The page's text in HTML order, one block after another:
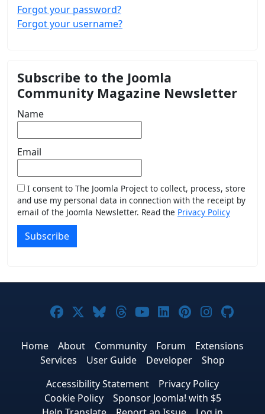
Forgot your password?
Forgot your username?
Subscribe to the Joomla
Community Magazine Newsletter
Name
Email
I consent to The Joomla Project to collect, process, store
and use my personal data in connection with the receipt by
email of the Joomla Newsletter. Read the Privacy Policy
Subscribe
Joomla! on Facebook
Joomla! on X
Joomla! on Bluesky
Joomla! on Threads
Joomla! on
Joomla! on
Joomla! on
Joomla!
Home About Community Forum
Extensions
Services
User Guide Developer
Shop
Accessibility Statement
Privacy Policy
Cookie Policy
Sponsor Joomla! with $5